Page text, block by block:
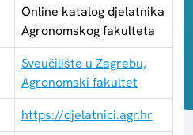
KontaktOnline katalog djelatnika
Agronomskog fakulteta
Sveučilište u Zagrebu,
Agronomski fakultet
https://djelatnici.agr.hr